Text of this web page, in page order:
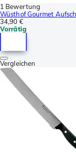
1 Bewertung
Wüsthof Gourmet
34,90 €
Vorrätig
Vergleichen